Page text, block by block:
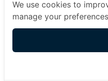
We use cookies to
manage your